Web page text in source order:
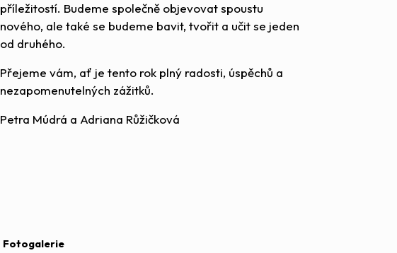
příležitostí. Budeme společně objevovat spoustu
nového, ale také se budeme bavit, tvořit a učit se jeden
od druhého.
Přejeme vám, ať je tento rok plný radosti, úspěchů a
nezapomenutelných zážitků.
Petra Múdrá a Adriana Růžičková
Fotogalerie